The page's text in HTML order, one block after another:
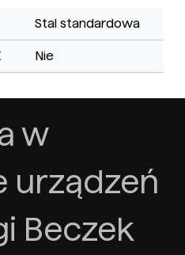
Stal standardowa
Nie
w
urządzeń
Beczek